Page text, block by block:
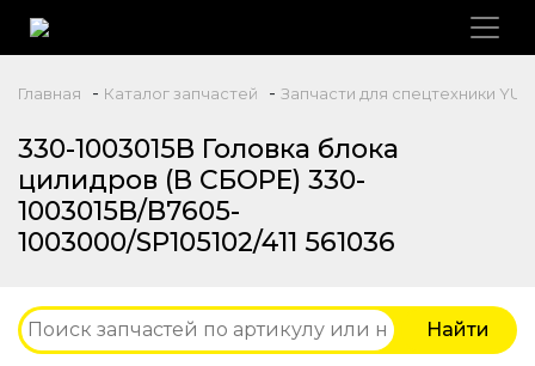
Главная - Каталог запчастей - Запчасти для спецтехники
330-1003015B Головка блока
цилидров (В СБОРЕ) 330-
1003015B/B7605-
1003000/SP105102/411 561036